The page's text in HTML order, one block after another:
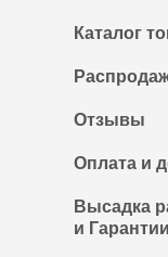
Каталог
Отзывы
Оплата и
Высадка
и Гарантии